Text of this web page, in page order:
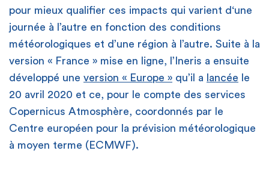
pour mieux qualifier ces impacts qui varient d‘une
journée à l’autre en fonction des conditions
météorologiques et d’une région à l’autre. Suite à la
version « France » mise en ligne, l’Ineris a ensuite
développé une version « Europe » qu’il a lancée le
20 avril 2020 et ce, pour le compte des services
Copernicus Atmosphère, coordonnés par le
Centre européen pour la prévision météorologique
à moyen terme (ECMWF).